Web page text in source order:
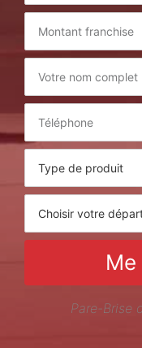
Pare-Brise